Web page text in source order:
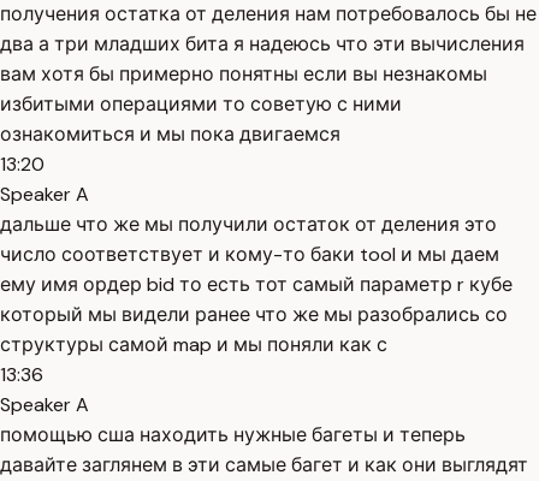
получения остатка от деления нам потребовалось бы не
два а три младших бита я надеюсь что эти вычисления
вам хотя бы примерно понятны если вы незнакомы
избитыми операциями то советую с ними
ознакомиться и мы пока двигаемся
13:20
Speaker A
дальше что же мы получили остаток от деления это
число соответствует и кому-то баки tool и мы даем
ему имя ордер bid то есть тот самый параметр r кубе
который мы видели ранее что же мы разобрались со
структуры самой map и мы поняли как с
13:36
Speaker A
помощью сша находить нужные багеты и теперь
давайте заглянем в эти самые багет и как они выглядят